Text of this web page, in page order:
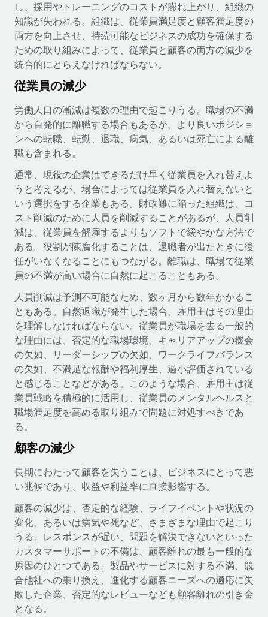
当社のMCPを使用して、あらゆるAIツールをRemoteに接続
統合
基本的なビジネスツールを活用して業務プロセスを効率化す
る
専門家に相談
グローバル人事・コンプライアンスの専門サポート
バックグラウンドチェック
候補者の選考プロセスをシンプルに
Compliance Watchtower
コンプライアンスリスクを先回りして対応
デバイス管理
ITデバイスを世界規模で提供・管理
法人設立
法令順守した法人をスピーディに設立
移住・転勤
従業員の異動をスムーズに
福利厚生
従業員の福利厚生を簡単に管理
パートナーに登録
戦略的テクノロジーパートナー
グローバルな人事機能を柔軟に自社プラットフォームへ統合
パートナーとして登録
当社とのパートナーシップの可能性を検討する
Remote Build 近日リリース予定
統合とAI自動化に関するコンサルティング
Reverse Tech、契約社員管理と給与処理でRemote
と戦略的提携
Reverse Techの概要 健康とウェルネスのスタートアップである
Reverse...
詳細を見る
AIのパイオニアであるWeaviateは、Remoteを使
い、どのようにしてワークフォースを120%に増やした
のか
Weaviateの概要...
詳細を見る
職務内容ライブラリ
ウェビナー
イベント
ニュースルーム
給与・人材情報
情報センター
サポートを依頼する
すべてのリソースを表示する
ブログ
グローバル給与処理
EORおよびPEO
税務
ブログを読む
ブログ
Remoteの製品アップデート：GustoとXeroの統合お
よびContractor Management Plus（契約社員管理
Remoteの使命は、世界のどこにいても、あらゆる規模の企業が
ることです。この数週間で、新しい統合、機能、改良点をリリー
スしました。...
詳細を見る
給与詐欺：種類、事例、ビジネスを守る方法
給与, 賃金は詐欺の特に魅力的な標的です。多額の資金がシステ
ム間で頻繁に移動しているためです。このため、自社のビジネス
を保護することは極めて重要です。...
日本語
한국어
中文（简体）
し、採用やトレーニングのコストが膨れ上がり、組織の
知識が失われる。組織は、従業員満足度と顧客満足度の
両方を向上させ、持続可能なビジネスの成功を確保する
ための取り組みによって、従業員と顧客の両方の減少を
統合的にとらえなければならない。
従業員の減少
労働人口の漸減は複数の理由で起こりうる。職場の不満
から自発的に離職する場合もあるが、より良いポジショ
ンへの転職、転勤、退職、病気、あるいは死亡による離
職も含まれる。
通常、現役の企業はできるだけ早く従業員を入れ替えよ
うと考えるが、場合によっては従業員を入れ替えないと
いう選択をする企業もある。財政難に陥った組織は、コ
スト削減のために人員を削減することがあるが、人員削
減は、従業員を解雇するよりもソフトで緩やかな方法で
ある。役割が陳腐化することは、退職者が出たときに後
任がいなくなることにもつながる。離職は、職場で従業
員の不満が高い場合に自然に起こることもある。
人員削減は予測不可能なため、数ヶ月から数年かかるこ
ともある。自然退職が発生した場合、雇用主はその理由
を理解しなければならない。従業員が職場を去る一般的
な理由には、否定的な職場環境、キャリアアップの機会
の欠如、リーダーシップの欠如、ワークライフバランス
の欠如、不満足な報酬や福利厚生、過小評価されている
と感じることなどがある。このような場合、雇用主は従
業員戦略を積極的に活用し、従業員のメンタルヘルスと
職場満足度を高める取り組みで問題に対処すべきであ
る。
顧客の減少
長期にわたって顧客を失うことは、ビジネスにとって悪
い兆候であり、収益や利益率に直接影響する。
顧客の減少は、否定的な経験、ライフイベントや状況の
変化、あるいは病気や死など、さまざまな理由で起こり
うる。レスポンスが遅い、問題を解決できないといった
カスタマーサポートの不備は、顧客離れの最も一般的な
原因のひとつである。製品やサービスに対する不満、競
合他社への乗り換え、進化する顧客ニーズへの適応に失
敗した企業、否定的なレビューなども顧客離れの引き金
となる。